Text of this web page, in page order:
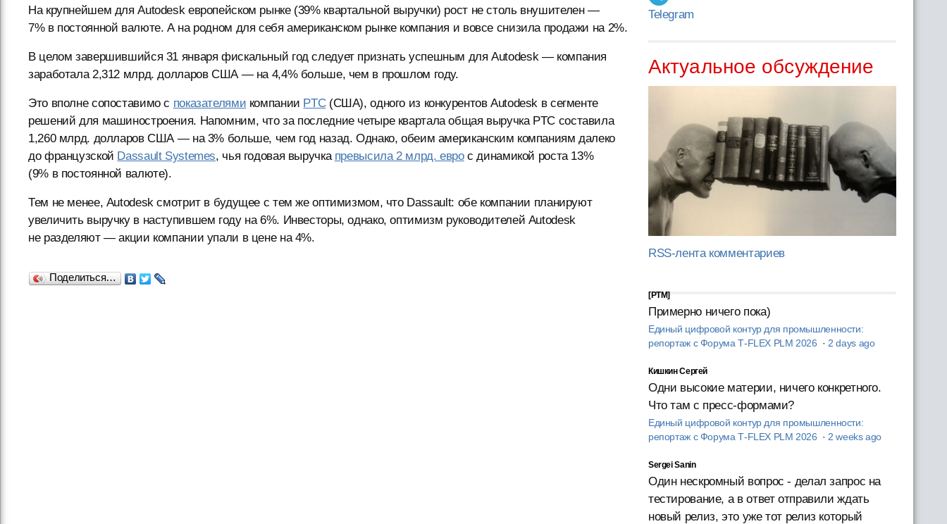
На крупнейшем для Autodesk европейском рынке (39% квартальной выручки) рост не столь внушителен —
7% в постоянной валюте. А на родном для себя американском рынке компания и вовсе снизила продажи на 2%.
В целом завершившийся 31 января фискальный год следует признать успешным для Autodesk — компания
заработала 2,312 млрд. долларов США — на 4,4% больше, чем в прошлом году.
Это вполне сопоставимо с показателями компании PTC(США), одного из конкурентов Autodesk в сегменте
решений для машиностроения. Напомним, что за последние четыре квартала общая выручка PTC составила
1,260 млрд. долларов США — на 3% больше, чем год назад. Однако, обеим американским компаниям далеко
до французской Dassault Systemes, чья годовая выручка превысила 2 млрд. еврос динамикой роста 13%
(9% в постоянной валюте).
Тем не менее, Autodesk смотрит в будущее с тем же оптимизмом, что Dassault: обе компании планируют
увеличить выручку в наступившем году на 6%. Инвесторы, однако, оптимизм руководителей Autodesk
не разделяют — акции компании упали в цене на 4%.
Поделиться…
Telegram
Актуальное обсуждение
RSS-лента комментариев
[PTM]
Примерно ничего пока)
Единый цифровой контур для промышленности:
репортаж с Форума T‑FLEX PLM 2026 · 2 days ago
Кишкин Сергей
Одни высокие материи, ничего конкретного.
Что там с пресс-формами?
Единый цифровой контур для промышленности:
репортаж с Форума T‑FLEX PLM 2026 · 2 weeks ago
Sergei Sanin
Один нескромный вопрос - делал запрос на
тестирование, а в ответ отправили ждать
новый релиз, это уже тот релиз который